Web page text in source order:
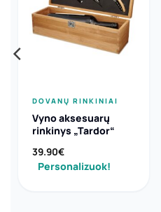
DOVANŲ RINKINIAI
Vyno aksesuarų
rinkinys „Tardor“
39.90€
Personalizuok!